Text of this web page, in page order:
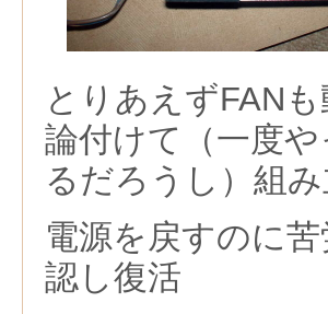
とりあえずFAN
論付けて（一度
るだろうし）組
電源を戻すのに
認し復活